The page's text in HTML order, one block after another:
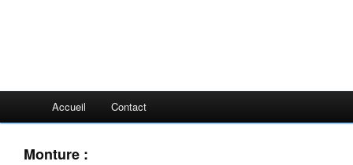
Accueil Contact
Monture :